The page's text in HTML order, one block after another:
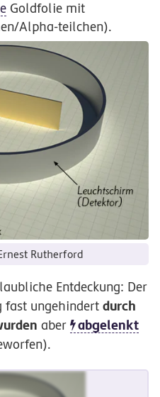
Goldfolie mit
Alpha-teilchen).
Rutherford
Entdeckung: Der
fast ungehindert durch
aber abgelenkt